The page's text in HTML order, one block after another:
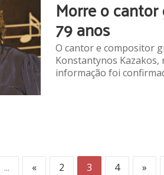
Morre o
79 anos
O cantor e compositor
Konstantynos Kazakos,
informação foi
... « 2 3 4 »